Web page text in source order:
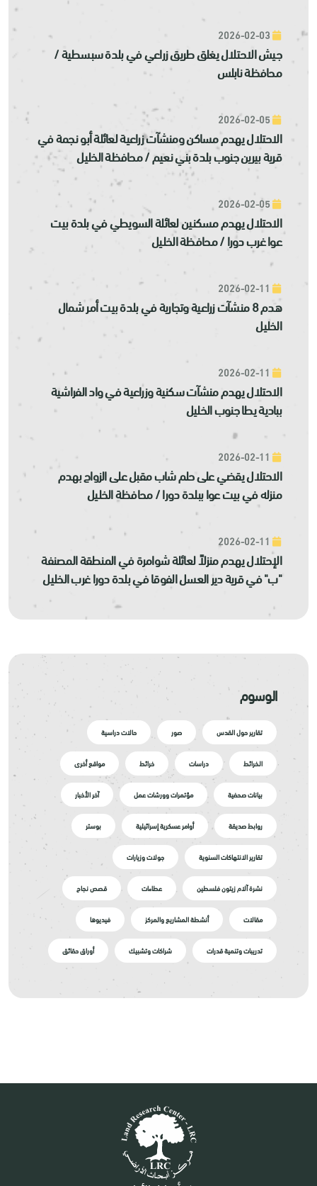
جيش الاحتلال يغلق طريق زراعي في بلدة سبسطية /
محافظة نابلس
الاحتلال يهدم مساكن ومنشآت زراعية لعائلة أبو نجمة في
قرية بيرين جنوب بلدة بني نعيم / محافظة الخليل
الاحتلال يهدم مسكنين لعائلة السويطي في بلدة بيت
عوا غرب دورا / محافظة الخليل
هدم 8 منشآت زراعية وتجارية في بلدة بيت أمر شمال
الخليل
الاحتلال يهدم منشآت سكنية وزراعية في واد الفراشية
ببادية يطا جنوب الخليل
الاحتلال يقضي على حلم شاب مقبل على الزواج بهدم
منزله في بيت عوا ببلدة دورا / محافظة الخليل
الإحتلال يهدم منزلاً لعائلة شوامرة في المنطقة المصنفة
"ب" في قرية دير العسل الفوقا في بلدة دورا غرب الخليل
الوسوم
تقارير حول القدس صور حالات دراسية
الخرائط دراسات خرائط مواقع أخرى
بيانات صحفية مؤتمرات وورشات عمل آخر الأخبار
روابط صديقة أوامر عسكرية إسرائيلية بوستر
تقارير الانتهاكات السنوية جولات وزيارات
نشرة آلام زيتون فلسطين عطاءات قصص نجاح
مقالات أنشطة المشاريع والمركز فيديوها
تدريبات وتنمية قدرات شراكات وتشبيك أوراق حقائق